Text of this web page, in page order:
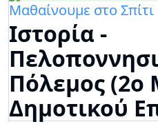
Μαθαίνουμε στο Σπίτι
Ιστορία -
Πόλεμος (2ο
Δημοτικού